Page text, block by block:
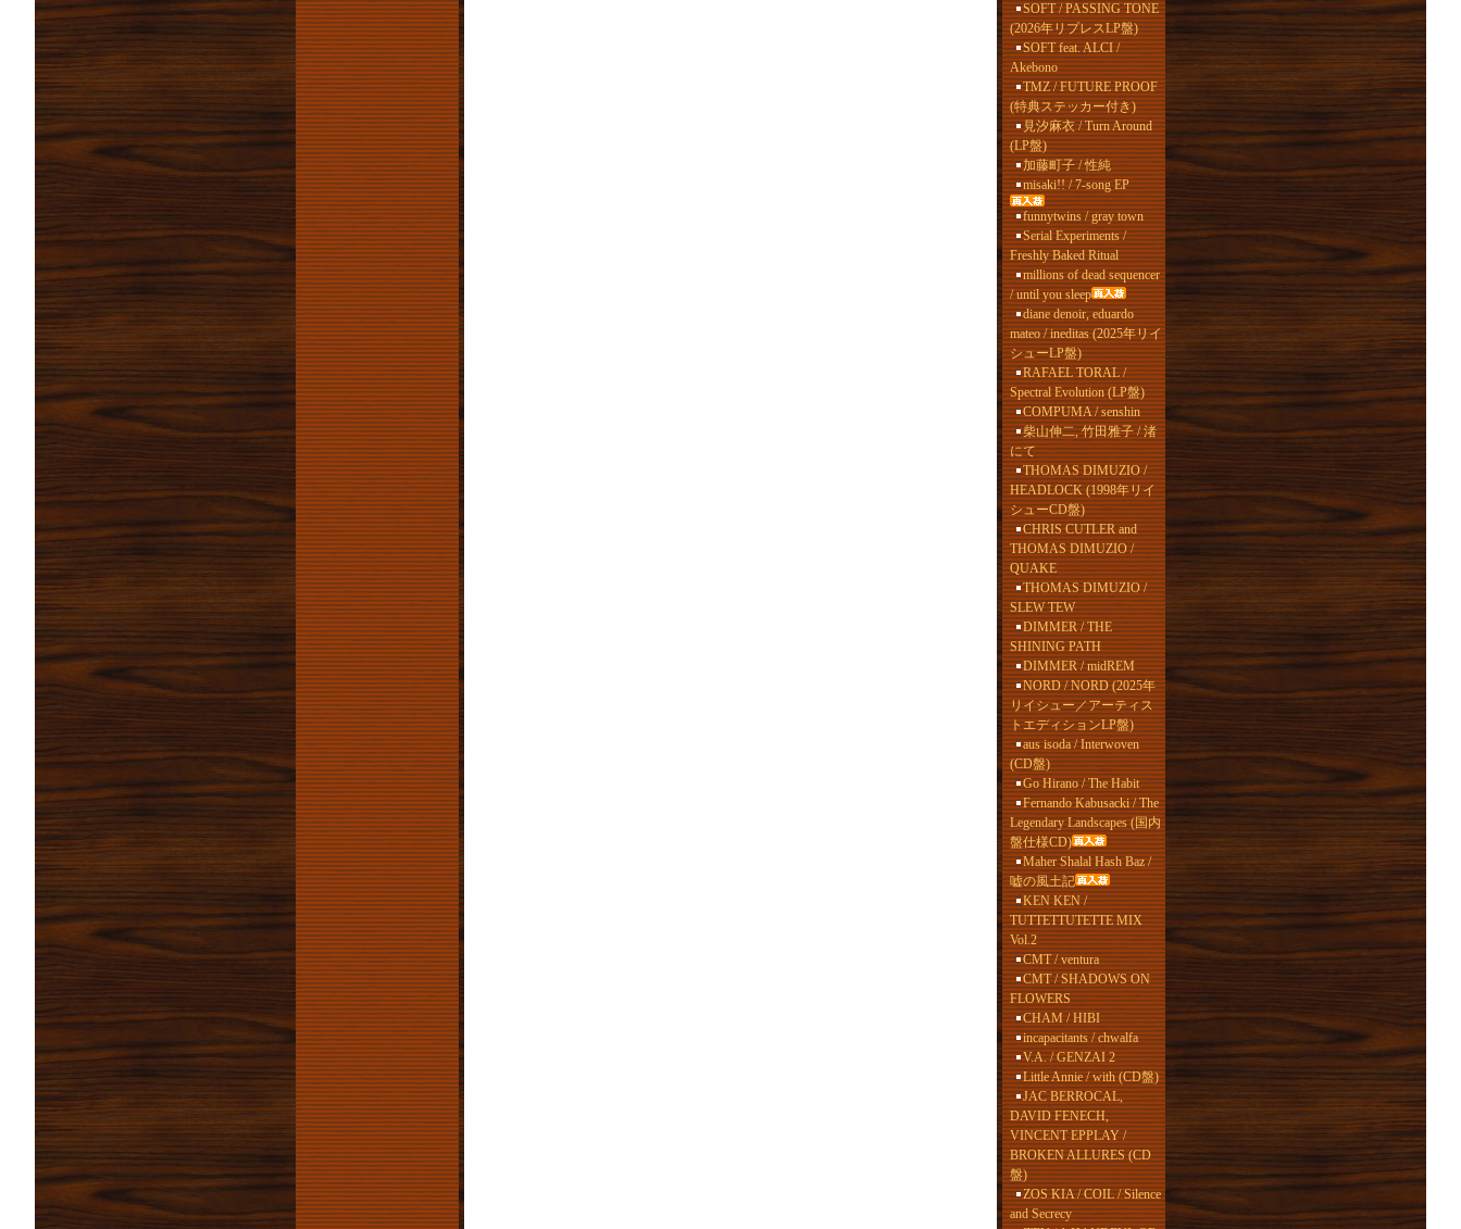
SOFT / PASSING TONE
(2026年リプレスLP盤)
SOFT feat. ALCI /
Akebono
TMZ / FUTURE PROOF
(特典ステッカー付き)
見汐麻衣 / Turn Around
(LP盤)
加藤町子 / 性純
misaki!! / 7-song EP
funnytwins / gray town
Serial Experiments /
Freshly Baked Ritual
millions of dead sequencer
/ until you sleep
diane denoir, eduardo
mateo / ineditas (2025年リイ
シューLP盤)
RAFAEL TORAL /
Spectral Evolution (LP盤)
COMPUMA / senshin
柴山伸二, 竹田雅子 / 渚
にて
THOMAS DIMUZIO /
HEADLOCK (1998年リイ
シューCD盤)
CHRIS CUTLER and
THOMAS DIMUZIO /
QUAKE
THOMAS DIMUZIO /
SLEW TEW
DIMMER / THE
SHINING PATH
DIMMER / midREM
NORD / NORD (2025年
リイシュー／アーティス
トエディションLP盤)
aus isoda / Interwoven
(CD盤)
Go Hirano / The Habit
Fernando Kabusacki / The
Legendary Landscapes (国内
盤仕様CD)
Maher Shalal Hash Baz /
嘘の風土記
KEN KEN /
TUTTETTUTETTE MIX
Vol.2
CMT / ventura
CMT / SHADOWS ON
FLOWERS
CHAM / HIBI
incapacitants / chwalfa
V.A. / GENZAI 2
Little Annie / with (CD盤)
JAC BERROCAL,
DAVID FENECH,
VINCENT EPPLAY /
BROKEN ALLURES (CD
盤)
ZOS KIA / COIL / Silence
and Secrecy